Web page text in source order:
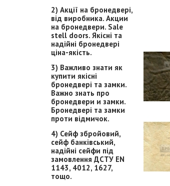
2) Акції на бронедвері,
від виробника. Акции
на бронедвери. Sale
stell doors. Якісні та
надійні бронедвері
ціна-якість.
3) Важливо знати як
купити якісні
бронедвері та замки.
Важно знать про
бронедвери и замки.
Бронедвері та замки
проти відмичок.
4) Сейф збройовий,
сейф банківський,
надійні сейфи під
замовлення ДСТУ EN
1143, 4012, 1627,
тощо.